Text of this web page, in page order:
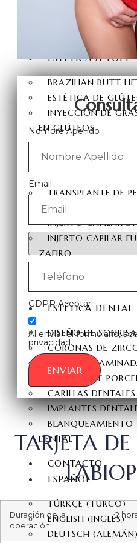
HIMENOPLASTIA
LABIOPLASTIA
ESTÉTICA A TOPE
BRAZILIAN BUTT
ESTÉTICA DE
INYECCIÓN DE
EN GLÚTEOS
TRANSPLANTE DE
TRANSPLANTE DE
INJERTO CAPILAR FUE
INJERTO CAPILAR
INJERTO CAPILAR
ZAFIRO
TRASPLANTE DE
ESTÉTICA DENTAL
DISEÑO DE SONRISA
CORONAS DE
DENTALES
CARILLAS DE
CARILLAS DENTALES
IMPLANTES
BLANQUEAMIENTO
DENTAL
CONTACTO
ESPAÑOL
TÜRKÇE(TURCO)
ENGLISH (INGLÉS)
DEUTSCH (ALEMÁN)
Nombre Apellido
Email
GDPR Aceptar
Al enviar el formulario,
privacidad.
ENVIAR
TARJETA
Duración de la
operación
2